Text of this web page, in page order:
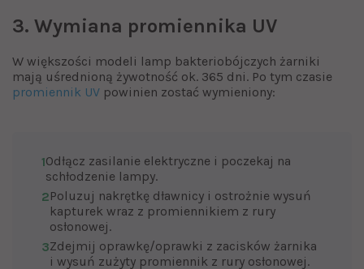
3. Wymiana promiennika UV
W większości modeli lamp bakteriobójczych żarniki
mają uśrednioną żywotność ok. 365 dni. Po tym czasie
promiennik UV powinien zostać wymieniony:
1Odłącz zasilanie elektryczne i poczekaj na
schłodzenie lampy.
2Poluzuj nakrętkę dławnicy i ostrożnie wysuń
kapturek wraz z promiennikiem z rury
osłonowej.
3Zdejmij oprawkę/oprawki z zacisków żarnika
i wysuń zużyty promiennik z rury osłonowej.